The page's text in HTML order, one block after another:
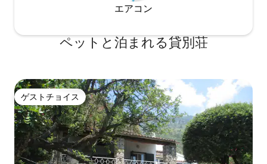
エアコン
ペットと泊まれる貸別荘
ゲストチョイス
ゲストチョイス